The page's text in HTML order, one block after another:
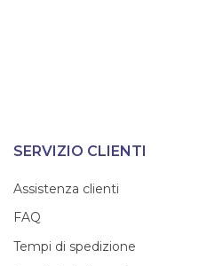
SERVIZIO CLIENTI
Assistenza clienti
FAQ
Tempi di spedizione